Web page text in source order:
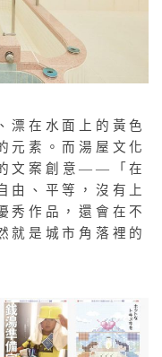
漂在水面上的黃色
元素。而湯屋文化
文案創意——「在
由、平等，沒有上
秀作品，還會在不
就是城市角落裡的